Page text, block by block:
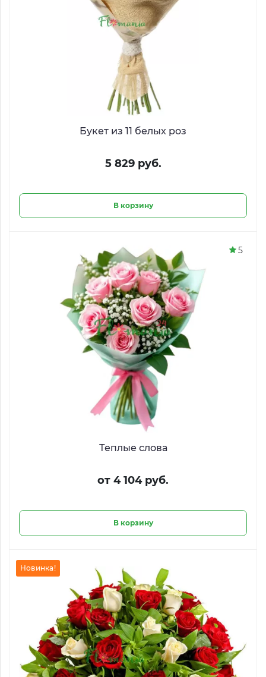
Букет из 11 белых роз
5 829 руб.
В корзину
Теплые слова
от 4 104 руб.
В корзину
5
Новинка!